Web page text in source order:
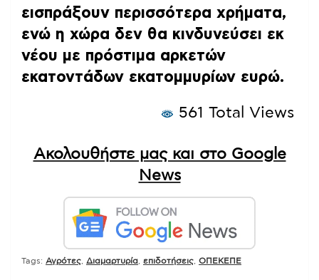
εισπράξουν περισσότερα χρήματα,
ενώ η χώρα δεν θα κινδυνεύσει εκ
νέου με πρόστιμα αρκετών
εκατοντάδων εκατομμυρίων ευρώ.
561 Total Views
Ακολουθήστε μας και στο Google
News
Tags: Αγρότες Διαμαρτυρία επιδοτήσεις ΟΠΕΚΕΠΕ